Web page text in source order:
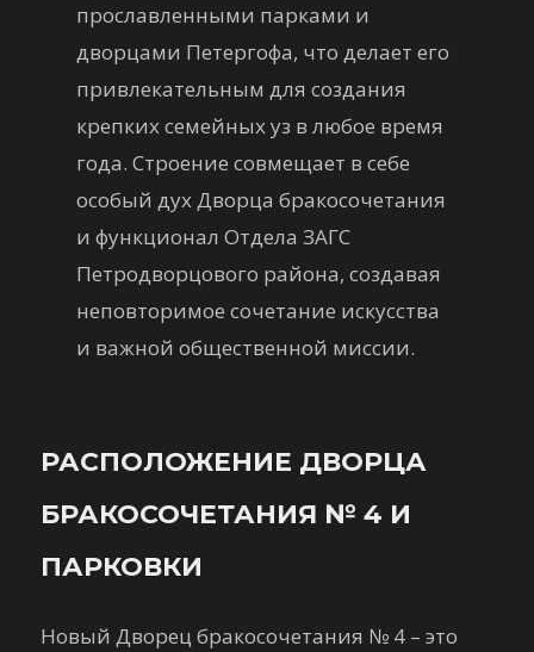
прославленными парками и
дворцами Петергофа, что делает его
привлекательным для создания
крепких семейных уз в любое время
года. Строение совмещает в себе
особый дух Дворца бракосочетания
и функционал Отдела ЗАГС
Петродворцового района, создавая
неповторимое сочетание искусства
и важной общественной миссии.
РАСПОЛОЖЕНИЕ ДВОРЦА
БРАКОСОЧЕТАНИЯ № 4 И
ПАРКОВКИ
Новый Дворец бракосочетания № 4 – это